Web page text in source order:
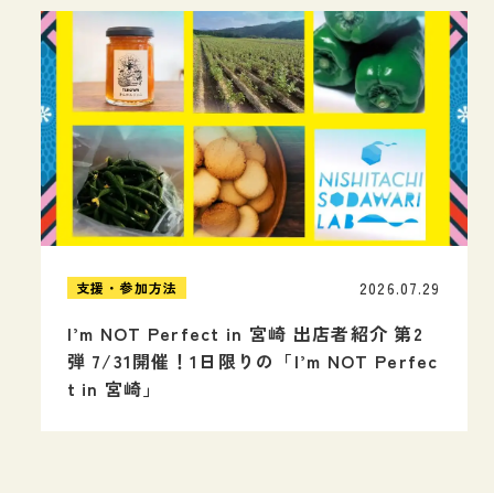
支援・参加方法
I’m NOT Perfect in 宮崎 出店者紹介 第2
弾 7/31開催！1日限りの「I’m NOT Perfec
t in 宮崎」
2026.07.29